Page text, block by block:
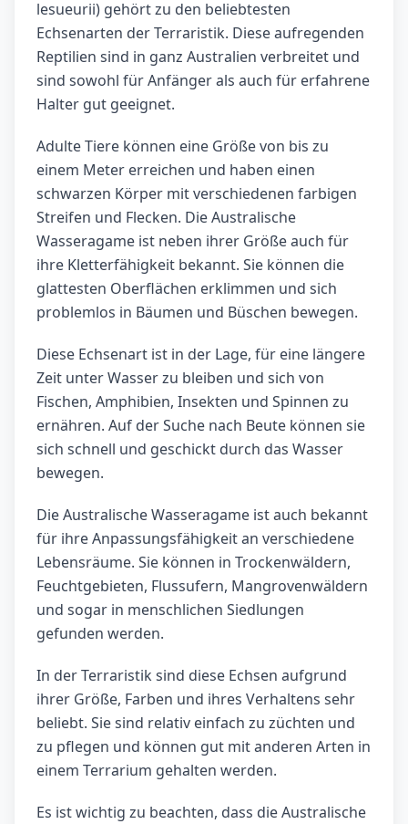
lesueurii) gehört zu den beliebtesten
Echsenarten der Terraristik. Diese aufregenden
Reptilien sind in ganz Australien verbreitet und
sind sowohl für Anfänger als auch für erfahrene
Halter gut geeignet.
Adulte Tiere können eine Größe von bis zu
einem Meter erreichen und haben einen
schwarzen Körper mit verschiedenen farbigen
Streifen und Flecken. Die Australische
Wasseragame ist neben ihrer Größe auch für
ihre Kletterfähigkeit bekannt. Sie können die
glattesten Oberflächen erklimmen und sich
problemlos in Bäumen und Büschen bewegen.
Diese Echsenart ist in der Lage, für eine längere
Zeit unter Wasser zu bleiben und sich von
Fischen, Amphibien, Insekten und Spinnen zu
ernähren. Auf der Suche nach Beute können sie
sich schnell und geschickt durch das Wasser
bewegen.
Die Australische Wasseragame ist auch bekannt
für ihre Anpassungsfähigkeit an verschiedene
Lebensräume. Sie können in Trockenwäldern,
Feuchtgebieten, Flussufern, Mangrovenwäldern
und sogar in menschlichen Siedlungen
gefunden werden.
In der Terraristik sind diese Echsen aufgrund
ihrer Größe, Farben und ihres Verhaltens sehr
beliebt. Sie sind relativ einfach zu züchten und
zu pflegen und können gut mit anderen Arten in
einem Terrarium gehalten werden.
Es ist wichtig zu beachten, dass die Australische